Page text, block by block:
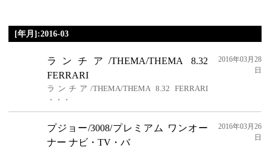
[年月]:2016-03
ランチア/THEMA/THEMA 8.32
FERRARI
ランチア/THEMA/THEMA 8.32 FERRARI
・・・
2016年03月28
日
プジョー/3008/プレミアム ワンオー
ナー ナビ・TV・バ
2016年03月26
日